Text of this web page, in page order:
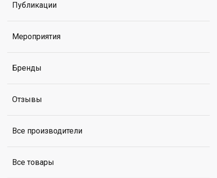
Публикации
Мероприятия
Бренды
Отзывы
Все производители
Все товары